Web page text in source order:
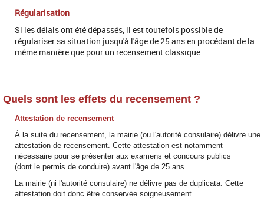
Régularisation
Si les délais ont été dépassés, il est toutefois possible de
régulariser sa situation jusqu'à l'âge de 25 ans en procédant de la
même manière que pour un recensement classique.
Quels sont les effets du recensement ?
Attestation de recensement
À la suite du recensement, la mairie (ou l'autorité consulaire) délivre une
attestation de recensement. Cette attestation est notamment
nécessaire pour se présenter aux examens et concours publics
(dont le permis de conduire) avant l'âge de 25 ans.
La mairie (ni l'autorité consulaire) ne délivre pas de duplicata. Cette
attestation doit donc être conservée soigneusement.